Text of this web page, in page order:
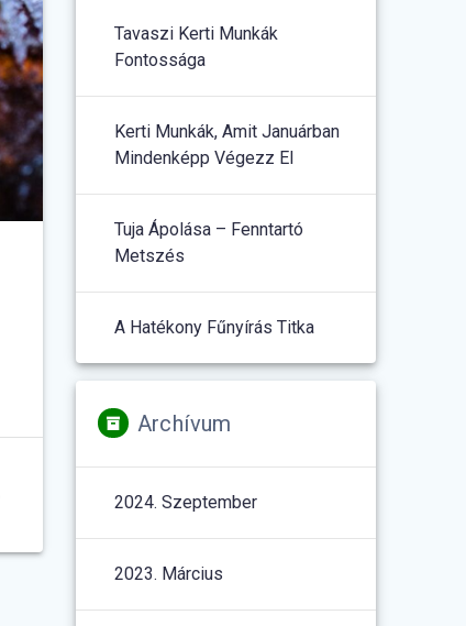
Tavaszi Kerti Munkák
Fontossága
Kerti Munkák, Amit Januárban
Mindenképp Végezz El
Tuja Ápolása – Fenntartó
Metszés
A Hatékony Fűnyírás Titka
Archívum
2024. Szeptember
2023. Március